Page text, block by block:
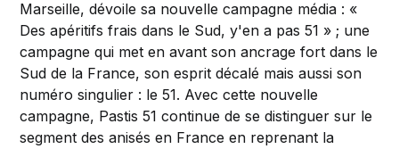
Marseille, dévoile sa nouvelle campagne média : «
Des apéritifs frais dans le Sud, y'en a pas 51 » ; une
campagne qui met en avant son ancrage fort dans le
Sud de la France, son esprit décalé mais aussi son
numéro singulier : le 51. Avec cette nouvelle
campagne, Pastis 51 continue de se distinguer sur le
segment des anisés en France en reprenant la